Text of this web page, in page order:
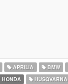
APRILIA BMW
HONDA HUSQVARNA